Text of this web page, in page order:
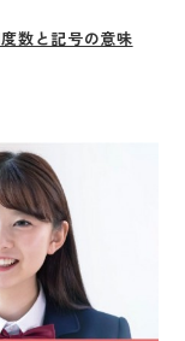
数と記号の意味